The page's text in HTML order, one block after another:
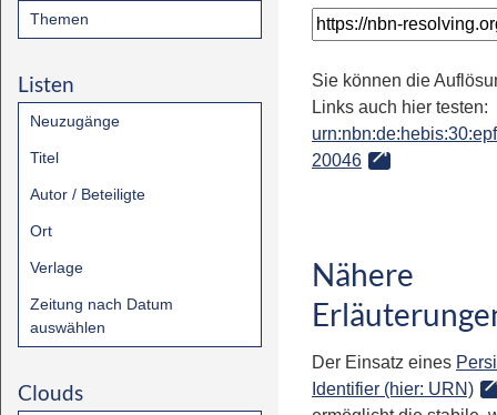
Themen
Listen
Neuzugänge
Titel
Autor / Beteiligte
Ort
Verlage
Zeitung nach Datum
auswählen
Clouds
Sie können die
Links auch hier testen:
20046
Nähere
Der Einsatz eines
Identifier (hier: URN)